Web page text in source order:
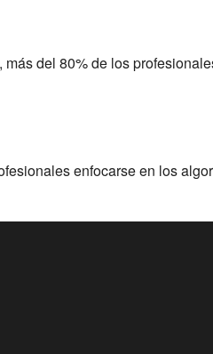
del 80% de los
enfocarse en los